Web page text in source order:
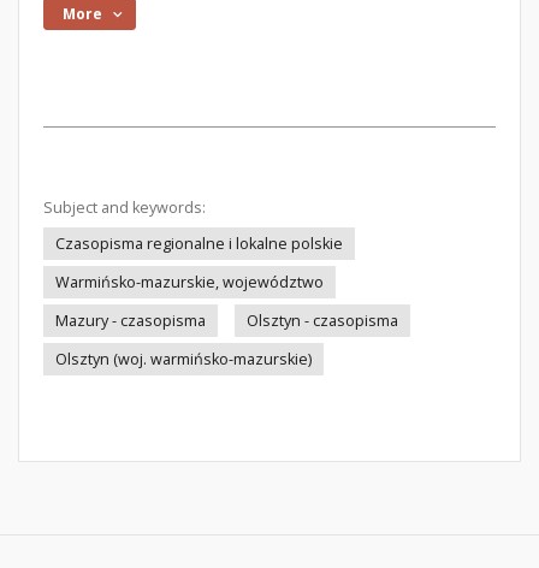
More
Subject and keywords:
Czasopisma regionalne i lokalne polskie
Warmińsko-mazurskie, województwo
Mazury - czasopisma
Olsztyn - czasopisma
Olsztyn (woj. warmińsko-mazurskie)